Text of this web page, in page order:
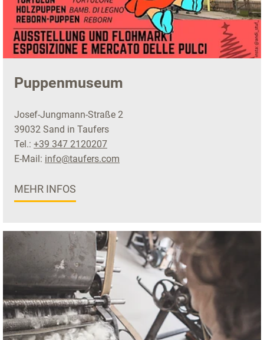
Puppenmuseum
Josef-Jungmann-Straße 2
39032 Sand in Taufers
Tel.: +39 347 2120207
E-Mail: info@taufers.com
MEHR INFOS